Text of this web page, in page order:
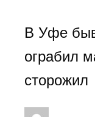
В Уфе
ограбил
сторожил